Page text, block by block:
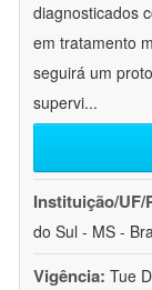
diagnosticados
em tratamento
seguirá um
supervi...
Instituição/UF/
do Sul - MS -
Vigência: Tue